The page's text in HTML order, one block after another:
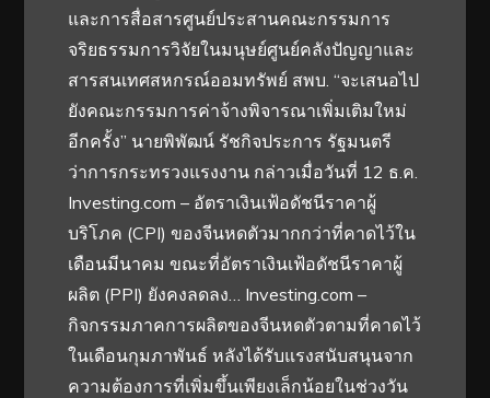
และการสื่อสารศูนย์ประสานคณะกรรมการ
จริยธรรมการวิจัยในมนุษย์ศูนย์คลังปัญญาและ
สารสนเทศสหกรณ์ออมทรัพย์ สพบ. “จะเสนอไป
ยังคณะกรรมการค่าจ้างพิจารณาเพิ่มเติมใหม่
อีกครั้ง” นายพิพัฒน์ รัชกิจประการ รัฐมนตรี
ว่าการกระทรวงแรงงาน กล่าวเมื่อวันที่ 12 ธ.ค.
Investing.com – อัตราเงินเฟ้อดัชนีราคาผู้
บริโภค (CPI) ของจีนหดตัวมากกว่าที่คาดไว้ใน
เดือนมีนาคม ขณะที่อัตราเงินเฟ้อดัชนีราคาผู้
ผลิต (PPI) ยังคงลดลง… Investing.com –
กิจกรรมภาคการผลิตของจีนหดตัวตามที่คาดไว้
ในเดือนกุมภาพันธ์ หลังได้รับแรงสนับสนุนจาก
ความต้องการที่เพิ่มขึ้นเพียงเล็กน้อยในช่วงวัน